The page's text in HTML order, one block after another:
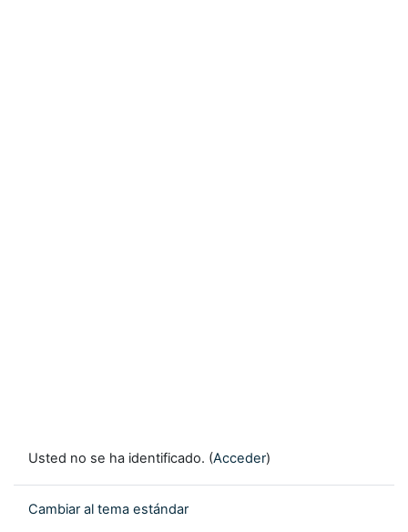
Usted no se ha identificado. (Acceder)
Cambiar al tema estándar